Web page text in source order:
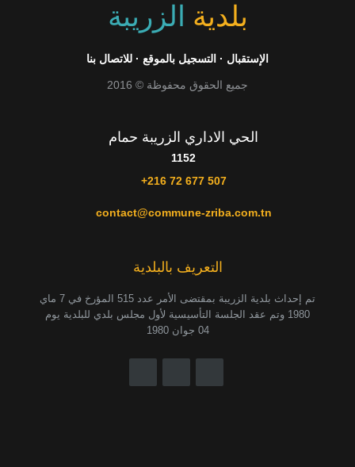
بلدية الزريبة
للاتصال بنا · التسجيل بالموقع · الإستقبال
جميع الحقوق محفوظة © 2016
الحي الاداري الزريبة حمام
1152
+216 72 677 507
contact@commune-zriba.com.tn
التعريف بالبلدية
تم إحداث بلدية الزريبة بمقتضى الأمر عدد 515 المؤرخ في 7 ماي
1980 وتم عقد الجلسة التأسيسية لأول مجلس بلدي للبلدية يوم
04 جوان 1980